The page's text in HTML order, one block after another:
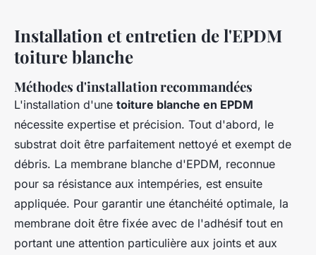
Installation et entretien de l'EPDM
toiture blanche
Méthodes d'installation recommandées
L'installation d'une toiture blanche en EPDM
nécessite expertise et précision. Tout d'abord, le
substrat doit être parfaitement nettoyé et exempt de
débris. La membrane blanche d'EPDM, reconnue
pour sa résistance aux intempéries, est ensuite
appliquée. Pour garantir une étanchéité optimale, la
membrane doit être fixée avec de l'adhésif tout en
portant une attention particulière aux joints et aux